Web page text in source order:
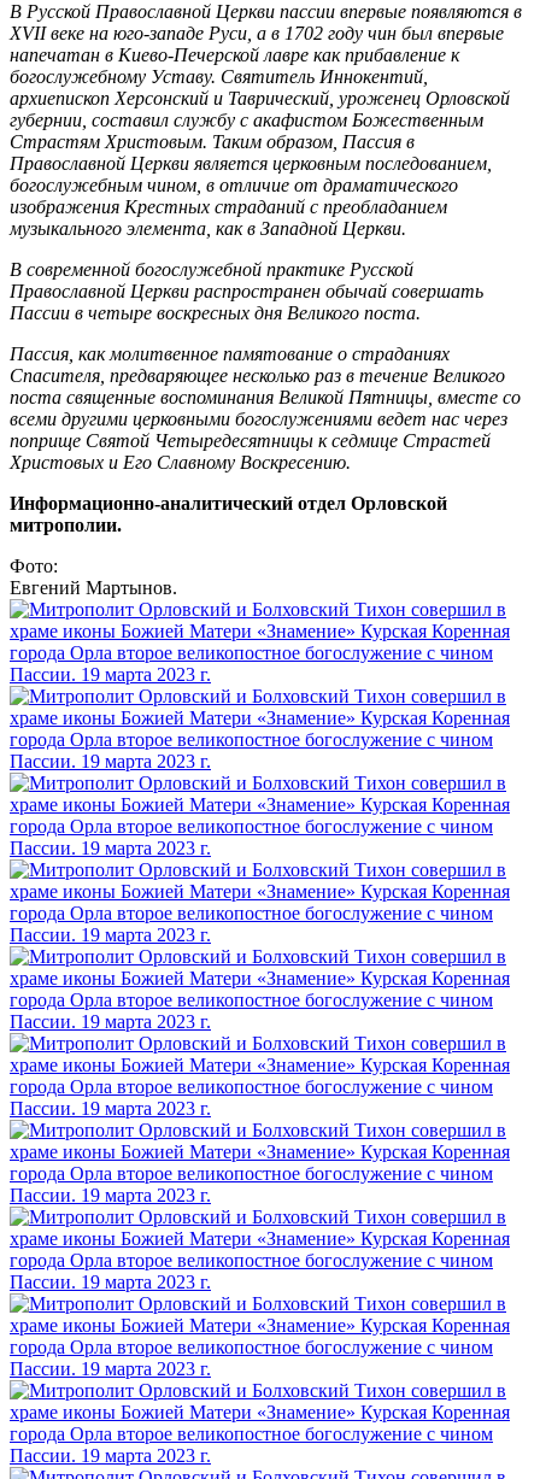
В Русской Православной Церкви пассии впервые появляются в
XVII веке на юго-западе Руси, а в 1702 году чин был впервые
напечатан в Киево-Печерской лавре как прибавление к
богослужебному Уставу. Святитель Иннокентий,
архиепископ Херсонский и Таврический, уроженец Орловской
губернии, составил службу с акафистом Божественным
Страстям Христовым. Таким образом, Пассия в
Православной Церкви является церковным последованием,
богослужебным чином, в отличие от драматического
изображения Крестных страданий с преобладанием
музыкального элемента, как в Западной Церкви.
В современной богослужебной практике Русской
Православной Церкви распространен обычай совершать
Пассии в четыре воскресных дня Великого поста.
Пассия, как молитвенное памятование о страданиях
Спасителя, предваряющее несколько раз в течение Великого
поста священные воспоминания Великой Пятницы, вместе со
всеми другими церковными богослужениями ведет нас через
поприще Святой Четыредесятницы к седмице Страстей
Христовых и Его Славному Воскресению.
Информационно-аналитический отдел Орловской
митрополии.
Фото:
Евгений Мартынов.